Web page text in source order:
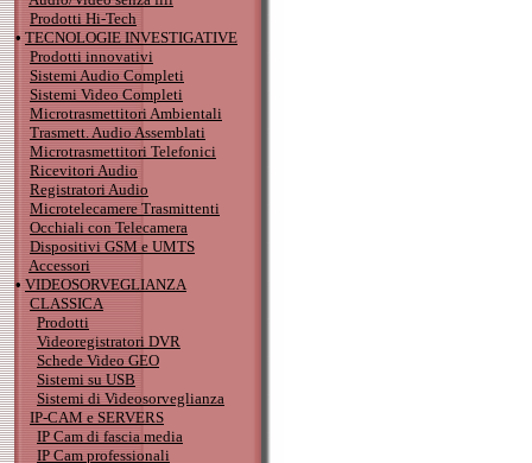
Prodotti Hi-Tech
• TECNOLOGIE INVESTIGATIVE
Prodotti innovativi
Sistemi Audio Completi
Sistemi Video Completi
Microtrasmettitori Ambientali
Trasmett. Audio Assemblati
Microtrasmettitori Telefonici
Ricevitori Audio
Registratori Audio
Microtelecamere Trasmittenti
Occhiali con Telecamera
Dispositivi GSM e UMTS
Accessori
• VIDEOSORVEGLIANZA
CLASSICA
Prodotti
Videoregistratori DVR
Schede Video GEO
Sistemi su USB
Sistemi di Videosorveglianza
IP-CAM e SERVERS
IP Cam di fascia media
IP Cam professionali